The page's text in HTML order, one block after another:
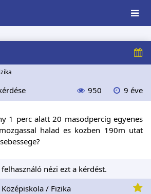
950 9 éve
1 perc alatt 20 masodpercig egyenes
halad es kozben 190m utat
felhasználó nézi ezt a kérdést.
Középiskola / Fizika